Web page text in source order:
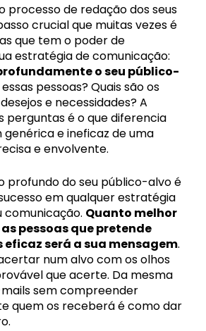
processo de redação dos seus
crucial que muitas vezes é
que tem o poder de
estratégia de comunicação:
o seu público-
pessoas? Quais são os
e necessidades? A
perguntas é o que diferencia
e ineficaz de uma
e envolvente.
profundo do seu público-alvo é
em qualquer estratégia
comunicação. Quanto melhor
pessoas que pretende
será a sua mensagem.
num alvo com os olhos
que acerte. Da mesma
sem compreender
quem os receberá é como dar